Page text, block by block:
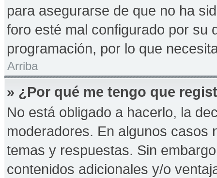
para asegurarse de que no ha
foro esté mal configurado por su
programación, por lo que
Arriba
» ¿Por qué me tengo que
No está obligado a hacerlo, la
moderadores. En algunos casos
temas y respuestas. Sin
contenidos adicionales y/o